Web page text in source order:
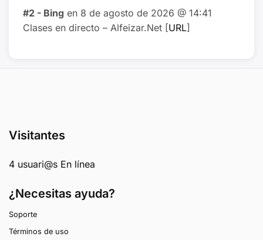
#2 - Bing en 8 de agosto de 2026 @ 14:41
Clases en directo – Alfeizar.Net [URL]
Visitantes
4 usuari@s En línea
¿Necesitas ayuda?
Soporte
Términos de uso